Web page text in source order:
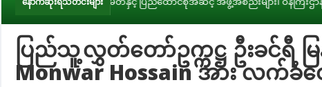
ပြည်သူ့လွှတ်တော်ဥက္ကဋ္ဌ ဦးခင်ရီ မ
Monwar Hossain အား လက်